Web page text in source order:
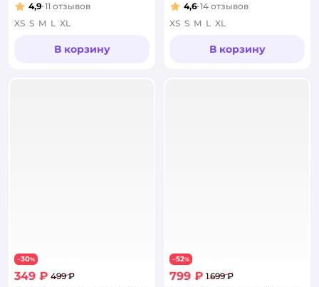
Рейтинг:
4,9 11 отзывов
XS S M L XL
В корзину
Рейтинг:
4,6 14 отзывов
XS S M L XL
В корзину
−30%
349 ₽ 499 ₽
−52%
799 ₽ 1 699 ₽